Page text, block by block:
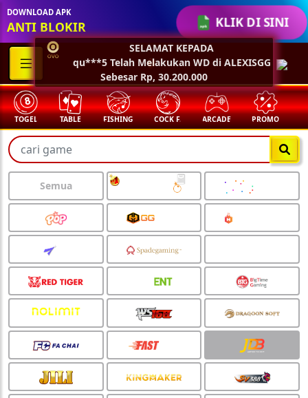
SELAMAT KEPADA
qu***5 Telah Melakukan WD di ALEXISGG
Sebesar Rp, 30.200.000
🏮
KLIK DI SINI
DOWNLOAD APK
ANTI BLOKIR
TABLE FISHING COCK F. ARCADE PROMO MEGAGACOR
Semua